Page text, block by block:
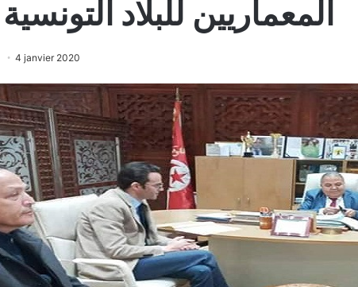
المعماريين للبلاد التونسية
4 janvier 2020